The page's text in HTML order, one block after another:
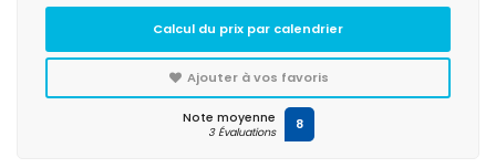
Calcul du prix par calendrier
Ajouter à vos favoris
Note moyenne
3 Évaluations 8